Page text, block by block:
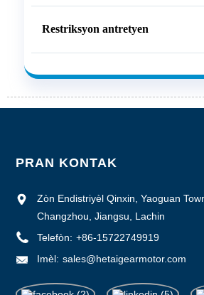
Restriksyon antretyen
PRAN KONTAK
Zòn Endistriyèl Qinxin, Yaoguan
Changzhou, Jiangsu, Lachin
Telefòn: +86-15722749919
Imèl: sales@hetaigearmotor.com